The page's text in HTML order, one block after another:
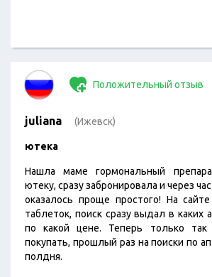
Положительный отзыв
juliana (Ижевск)
ютека
Нашла маме гормональный
ютеку, сразу забронировала и через
оказалось проще простого! На
таблеток, поиск сразу выдал в каких
по какой цене. Теперь только так
покупать, прошлый раз на поиски по
полдня.